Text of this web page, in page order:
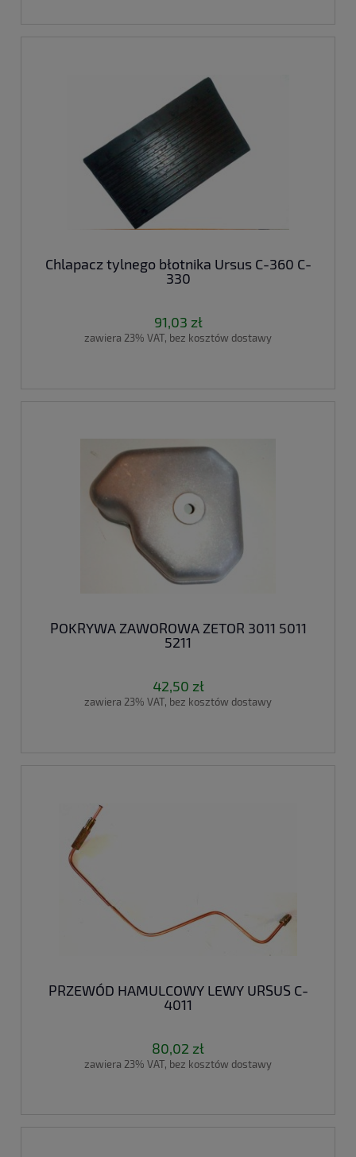
Chlapacz tylnego błotnika Ursus C-360 C-
330
91,03 zł
zawiera 23% VAT, bez kosztów dostawy
POKRYWA ZAWOROWA ZETOR 3011 5011
5211
42,50 zł
zawiera 23% VAT, bez kosztów dostawy
PRZEWÓD HAMULCOWY LEWY URSUS C-
4011
80,02 zł
zawiera 23% VAT, bez kosztów dostawy